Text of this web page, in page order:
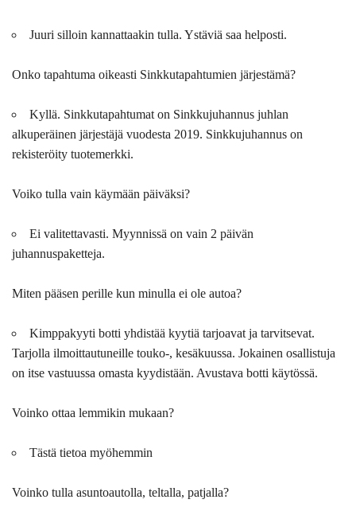
Juuri silloin kannattaakin tulla. Ystäviä saa helposti.
Onko tapahtuma oikeasti Sinkkutapahtumien järjestämä?
Kyllä. Sinkkutapahtumat on Sinkkujuhannus juhlan
alkuperäinen järjestäjä vuodesta 2019. Sinkkujuhannus on
rekisteröity tuotemerkki.
Voiko tulla vain käymään päiväksi?
Ei valitettavasti. Myynnissä on vain 2 päivän
juhannuspaketteja.
Miten pääsen perille kun minulla ei ole autoa?
Kimppakyyti botti yhdistää kyytiä tarjoavat ja tarvitsevat.
Tarjolla ilmoittautuneille touko-, kesäkuussa. Jokainen osallistuja
on itse vastuussa omasta kyydistään. Avustava botti käytössä.
Voinko ottaa lemmikin mukaan?
Tästä tietoa myöhemmin
Voinko tulla asuntoautolla, teltalla, patjalla?